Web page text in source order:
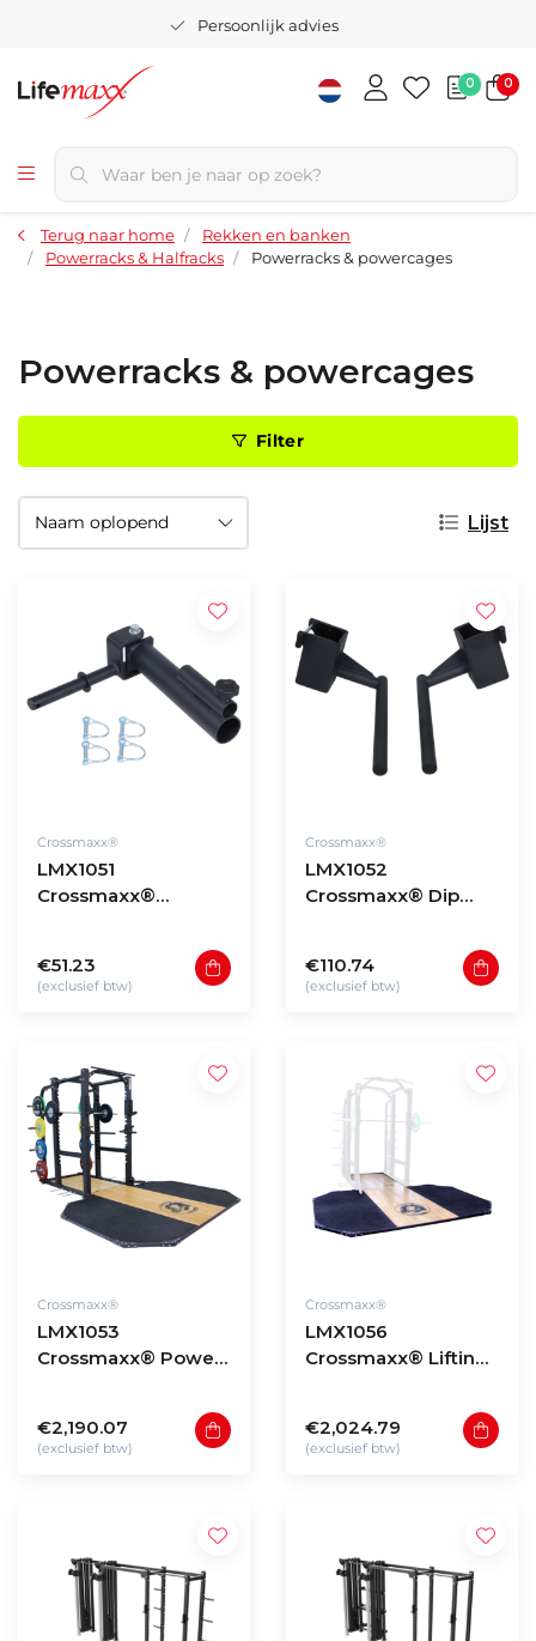
Persoonlijk advies
0 0
Terug naar home
Rekken en banken
Powerracks & Halfracks
Powerracks & powercages
Powerracks & powercages
Filter
Lijst
Crossmaxx®
LMX1051
Crossmaxx®
€51.23
(exclusief btw)
Crossmaxx®
LMX1052
Crossmaxx® Dip
LMX1053/LMX1054
€110.74
(exclusief btw)
Crossmaxx®
LMX1053
Crossmaxx® Power
€2,190.07
(exclusief btw)
Crossmaxx®
LMX1056
Crossmaxx® Lifting
€2,024.79
(exclusief btw)